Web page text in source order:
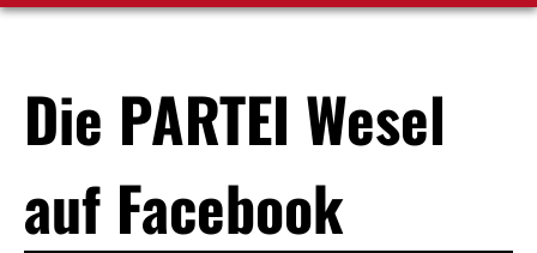
Die PARTEI Wesel
auf Facebook